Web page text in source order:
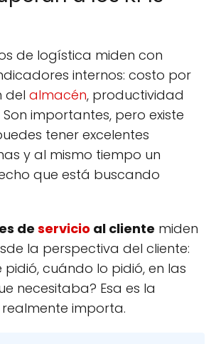
de logística miden con
internos: costo por
del almacén, productividad
importantes, pero existe
tener excelentes
y al mismo tiempo un
que está buscando
de servicio al cliente miden
la perspectiva del cliente:
pidió, cuándo lo pidió, en las
necesitaba? Esa es la
importa.